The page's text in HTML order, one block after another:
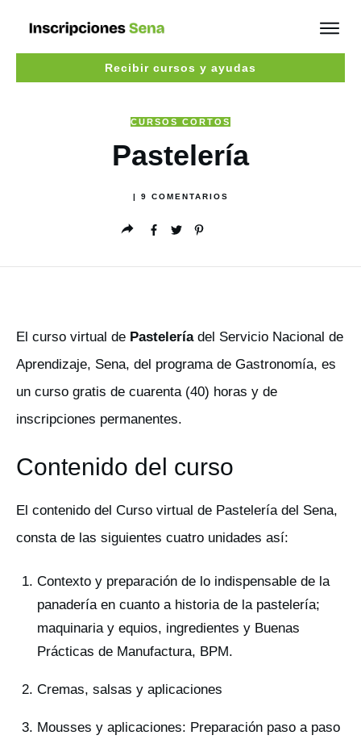
Recibir cursos y ayudas
CURSOS CORTOS
Pastelería
9 COMENTARIOS
El curso virtual de Pasteleríadel Servicio Nacional de
Aprendizaje, Sena, del programa de Gastronomía, es
un curso gratis de cuarenta (40) horas y de
inscripciones permanentes.
Contenido del curso
El contenido del Curso virtual de Pastelería del Sena,
consta de las siguientes cuatro unidades así:
Contexto y preparación de lo indispensable de la
panadería en cuanto a historia de la pastelería;
maquinaria y equios, ingredientes y Buenas
Prácticas de Manufactura, BPM.
Cremas, salsas y aplicaciones
Mousses y aplicaciones: Preparación paso a paso